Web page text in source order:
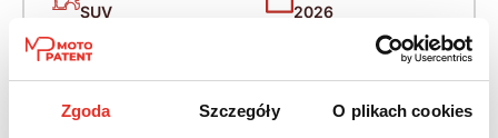
Zgoda Szczegóły O plikach cookies
SUV
2026